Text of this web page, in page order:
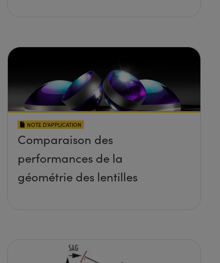
NOTE D’APPLICATION
Comparaison des
performances de la
géométrie des lentilles